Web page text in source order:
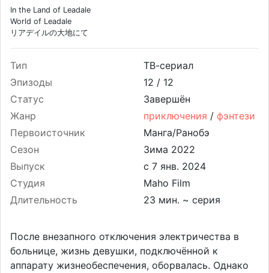
In the Land of Leadale
World of Leadale
リアデイルの大地にて
Тип
ТВ-сериал
Эпизоды
12 / 12
Статус
Завершён
Жанр
приключения / фэнтези
Первоисточник
Манга/Ранобэ
Сезон
Зима 2022
Выпуск
Студия
Maho Film
Длительность
23 мин. ~ серия
После внезапного отключения электричества в
больнице, жизнь девушки, подключённой к
аппарату жизнеобеспечения, оборвалась. Однако